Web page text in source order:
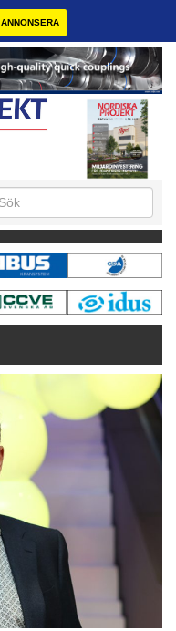
ANNONSERA